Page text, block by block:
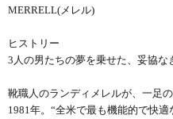
MERRELL(メレル)
ヒストリー
3人の男たちの夢を乗せた、妥協な
靴職人のランディメレルが、一足
1981年。“全米で最も機能的で快